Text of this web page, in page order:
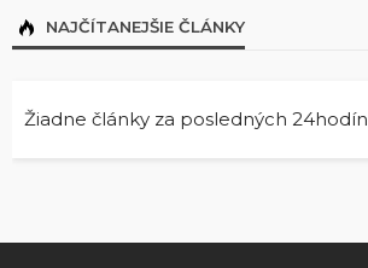
NAJČÍTANEJŠIE ČLÁNKY
Žiadne články za posledných 24hodín